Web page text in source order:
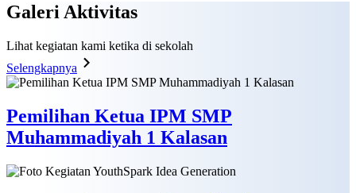
Galeri Aktivitas
Lihat kegiatan kami ketika di sekolah
Selengkapnya
Pemilihan Ketua IPM SMP
Muhammadiyah 1 Kalasan